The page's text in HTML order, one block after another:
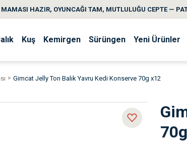
HAZIR, OYUNCAĞI TAM, MUTLULUĞU CEPTE —
Kuş Kemirgen Sürüngen Yeni Ürünler
Gimcat Jelly Ton Balık Yavru Kedi Konserve 70g x12